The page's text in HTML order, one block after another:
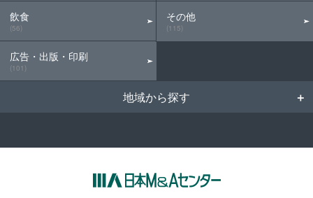
飲食
(56)
広告・出版・印刷
(101)
その他
(115)
地域から探す